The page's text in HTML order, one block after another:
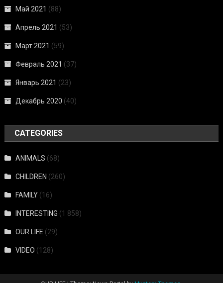
Май 2021 (88)
Апрель 2021 (53)
Март 2021 (59)
Февраль 2021 (37)
Январь 2021 (23)
Декабрь 2020 (40)
CATEGORIES
ANIMALS (68)
CHILDREN (260)
FAMILY (16)
INTERESTING (1 858)
OUR LIFE (29)
VIDEO (128)